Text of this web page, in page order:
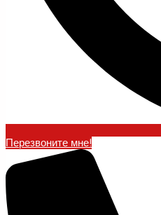
Перезвоните мне!